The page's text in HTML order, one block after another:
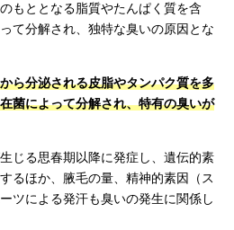
もととなる脂質やたんぱく質を含
て分解され、独特な臭いの原因とな
ら分泌される皮脂やタンパク質を多
菌によって分解され、特有の臭いが
じる思春期以降に発症し、遺伝的素
るほか、腋毛の量、精神的素因（ス
ツによる発汗も臭いの発生に関係し